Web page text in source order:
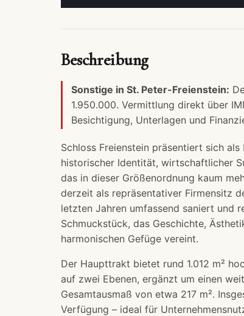
Beschreibung
Sonstige in St. Peter-Freienstein:
1.950.000. Vermittlung direkt über
Besichtigung, Unterlagen und
Schloss Freienstein präsentiert sich
historischer Identität, wirtschaftlicher
das in dieser Größenordnung kaum
derzeit als repräsentativer Firmensitz
letzten Jahren umfassend saniert und
Schmuckstück, das Geschichte,
harmonischen Gefüge vereint.
Der Haupttrakt bietet rund 1.012 m²
auf zwei Ebenen, ergänzt um einen
Gesamtausmaß von etwa 217 m².
Verfügung – ideal für